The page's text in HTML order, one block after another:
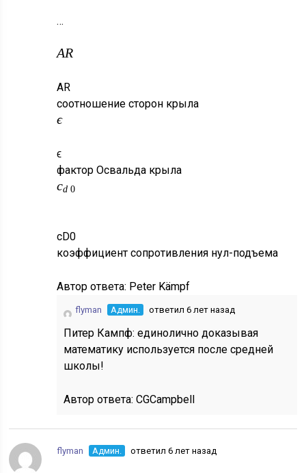
…
AR
AR
соотношение сторон крыла
ϵ
ϵ
фактор Освальда крыла
cd 0
cD0
коэффициент сопротивления нул-подъема
Автор ответа: Peter Kämpf
flyman Админ. ответил 6 лет назад
Питер Кампф: единолично доказывая
математику используется после средней
школы!
Автор ответа:CGCampbell
flyman Админ. ответил 6 лет назад